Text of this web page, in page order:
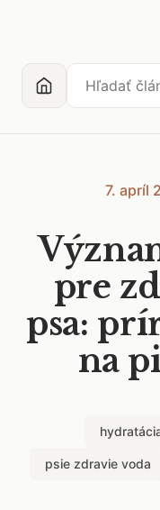
7. apríl
pre
psa:
na
psie zdravie voda